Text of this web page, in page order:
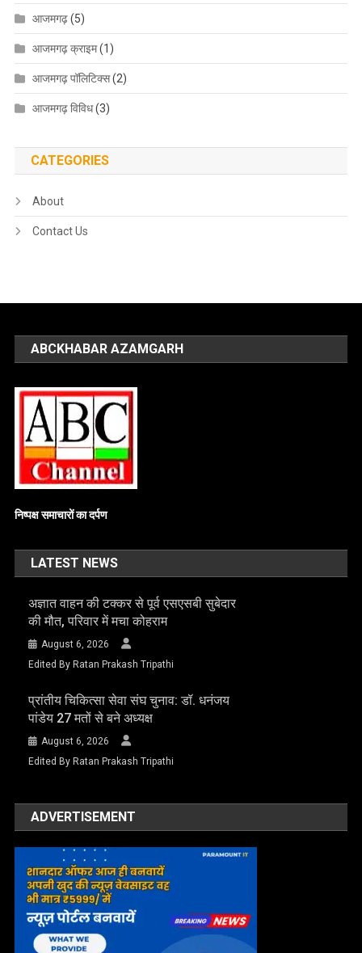
आजमगढ़(5)
आजमगढ़ क्राइम(1)
आजमगढ़ पॉलिटिक्स(2)
आजमगढ़ विविध(3)
CATEGORIES
About
Contact Us
ABCKHABAR AZAMGARH
निष्पक्ष समाचारों का दर्पण
LATEST NEWS
अज्ञात वाहन की टक्कर से पूर्व एसएसबी सुबेदार
की मौत, परिवार में मचा कोहराम
August 6, 2026
Edited By Ratan Prakash Tripathi
प्रांतीय चिकित्सा सेवा संघ चुनाव: डॉ. धनंजय
पांडेय 27 मतों से बने अध्यक्ष
August 6, 2026
Edited By Ratan Prakash Tripathi
ADVERTISEMENT